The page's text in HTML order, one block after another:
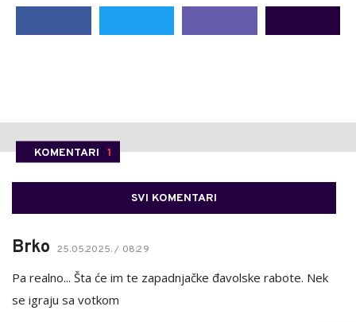
KOMENTARI 1
SVI KOMENTARI
Brko 25.05.2025. / 08:29
Pa realno... Šta će im te zapadnjačke đavolske rabote. Nek
se igraju sa votkom